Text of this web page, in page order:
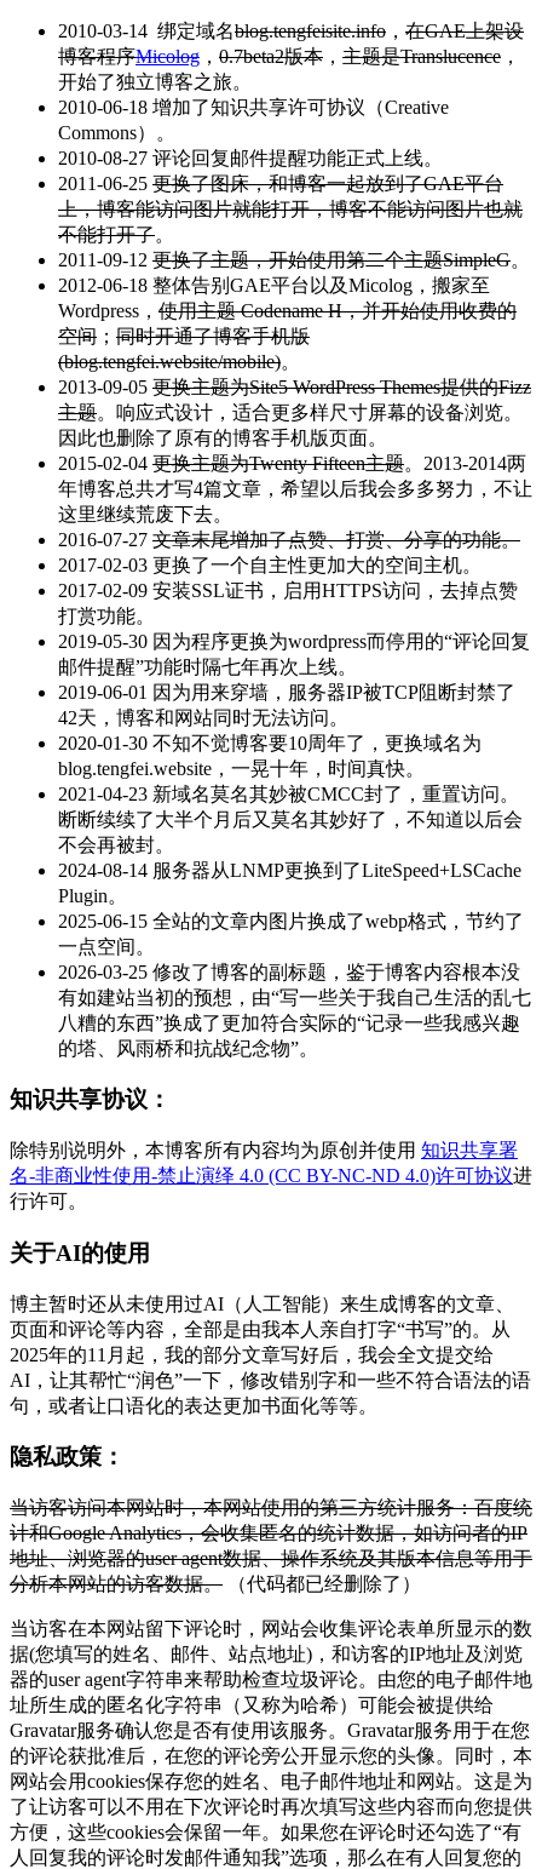
2010-03-14 绑定域名blog.tengfeisite.info ， 在GAE上架设
博客程序Micolog ， 0.7beta2版本 ， 主题是Translucence ，
开始了独立博客之旅。
2010-06-18 增加了知识共享许可协议（Creative
Commons）。
2010-08-27 评论回复邮件提醒功能正式上线。
2011-06-25 更换了图床，和博客一起放到了GAE平台
上，博客能访问图片就能打开，博客不能访问图片也就
不能打开了。
2011-09-12 更换了主题，开始使用第二个主题SimpleG。
2012-06-18 整体告别GAE平台以及Micolog，搬家至
Wordpress， 使用主题 Codename H，并开始使用收费的
空间 ； 同时开通了博客手机版
(blog.tengfei.website/mobile)。
2013-09-05 更换主题为Site5 WordPress Themes提供的Fizz
主题。响应式设计，适合更多样尺寸屏幕的设备浏览。
因此也删除了原有的博客手机版页面。
2015-02-04 更换主题为Twenty Fifteen主题。2013-2014两
年博客总共才写4篇文章，希望以后我会多多努力，不让
这里继续荒废下去。
2016-07-27 文章末尾增加了点赞、打赏、分享的功能。
2017-02-03 更换了一个自主性更加大的空间主机。
2017-02-09 安装SSL证书，启用HTTPS访问，去掉点赞
打赏功能。
2019-05-30 因为程序更换为wordpress而停用的“评论回复
邮件提醒”功能时隔七年再次上线。
2019-06-01 因为用来穿墙，服务器IP被TCP阻断封禁了
42天，博客和网站同时无法访问。
2020-01-30 不知不觉博客要10周年了，更换域名为
blog.tengfei.website，一晃十年，时间真快。
2021-04-23 新域名莫名其妙被CMCC封了，重置访问。
断断续续了大半个月后又莫名其妙好了，不知道以后会
不会再被封。
2024-08-14 服务器从LNMP更换到了LiteSpeed+LSCache
Plugin。
2025-06-15 全站的文章内图片换成了webp格式，节约了
一点空间。
2026-03-25 修改了博客的副标题，鉴于博客内容根本没
有如建站当初的预想，由“写一些关于我自己生活的乱七
八糟的东西”换成了更加符合实际的“记录一些我感兴趣
的塔、风雨桥和抗战纪念物”。
知识共享协议：
除特别说明外，本博客所有内容均为原创并使用 知识共享署
名-非商业性使用-禁止演绎 4.0 (CC BY-NC-ND 4.0)许可协议进
行许可。
关于AI的使用
博主暂时还从未使用过AI（人工智能）来生成博客的文章、
页面和评论等内容，全部是由我本人亲自打字“书写”的。从
2025年的11月起，我的部分文章写好后，我会全文提交给
AI，让其帮忙“润色”一下，修改错别字和一些不符合语法的语
句，或者让口语化的表达更加书面化等等。
隐私政策：
当访客访问本网站时，本网站使用的第三方统计服务：百度统
计和Google Analytics，会收集匿名的统计数据，如访问者的IP
地址、浏览器的user agent数据、操作系统及其版本信息等用于
分析本网站的访客数据。 （代码都已经删除了）
当访客在本网站留下评论时，网站会收集评论表单所显示的数
据(您填写的姓名、邮件、站点地址)，和访客的IP地址及浏览
器的user agent字符串来帮助检查垃圾评论。由您的电子邮件地
址所生成的匿名化字符串（又称为哈希）可能会被提供给
Gravatar服务确认您是否有使用该服务。Gravatar服务用于在您
的评论获批准后，在您的评论旁公开显示您的头像。同时，本
网站会用cookies保存您的姓名、电子邮件地址和网站。这是为
了让访客可以不用在下次评论时再次填写这些内容而向您提供
方便，这些cookies会保留一年。如果您在评论时还勾选了“有
人回复我的评论时发邮件通知我”选项，那么在有人回复您的